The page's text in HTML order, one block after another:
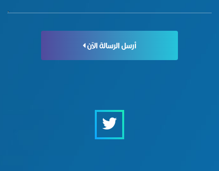
أرسل الرسالة الآن